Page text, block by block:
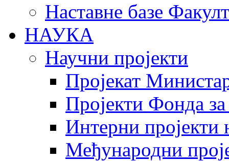
Наставне базе
НАУКА
Научни пројекти
Пројекат
Пројекти Фонда
Интерни пројекти
Међународни